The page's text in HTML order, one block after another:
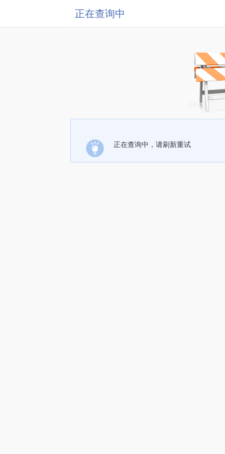
正在查询中
正在查询中，请刷新重试